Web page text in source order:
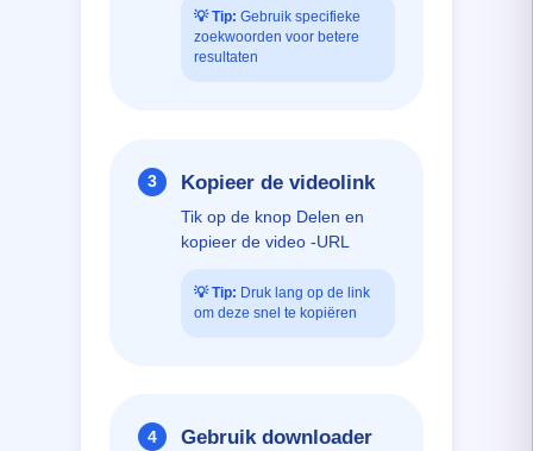
💡Tip: Gebruik specifieke
zoekwoorden voor betere
resultaten
3 Kopieer de videolink
Tik op de knop Delen en
kopieer de video -URL
💡Tip: Druk lang op de link
om deze snel te kopiëren
4 Gebruik downloader